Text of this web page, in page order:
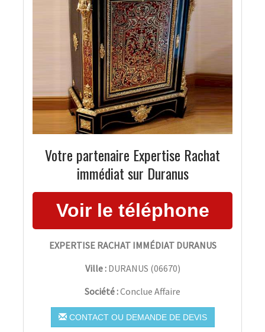
Votre partenaire Expertise Rachat
immédiat sur Duranus
EXPERTISE RACHAT IMMÉDIAT DURANUS
Ville : DURANUS (06670)
Société :Conclue Affaire
CONTACT OU DEMANDE DE DEVIS